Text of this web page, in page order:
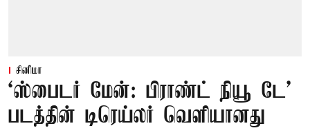
சினிமா
‘ஸ்பைடர் மேன்: பிராண்ட் நியூ டே’
படத்தின் டிரெய்லர் வெளியானது